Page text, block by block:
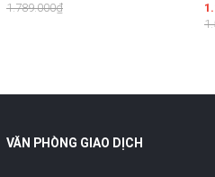
1.789.000₫
VĂN PHÒNG GIAO DỊCH